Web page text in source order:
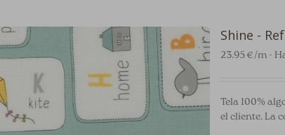
Shine -
23.95 €/m -
Tela 100%
el cliente. La